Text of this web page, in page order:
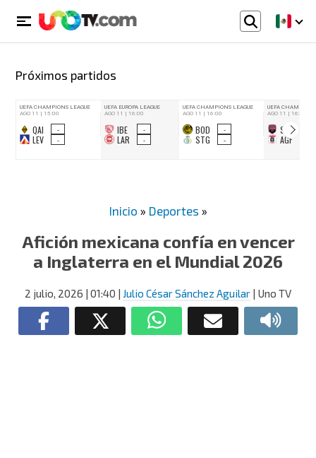
Próximos partidos
Inicio » Deportes »
Afición mexicana confía en vencer
a Inglaterra en el Mundial 2026
2 julio, 2026 | 01:40 | Julio César Sánchez Aguilar | Uno TV